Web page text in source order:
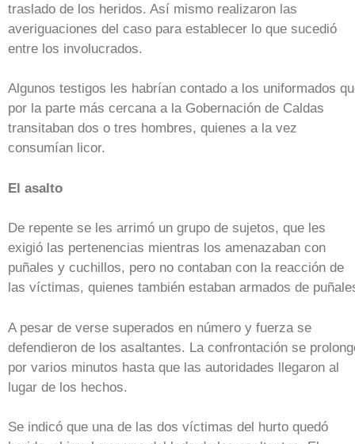
traslado de los heridos. Así mismo realizaron las
averiguaciones del caso para establecer lo que sucedió
entre los involucrados.
Algunos testigos les habrían contado a los uniformados
por la parte más cercana a la Gobernación de Caldas
transitaban dos o tres hombres, quienes a la vez
consumían licor.
El asalto
De repente se les arrimó un grupo de sujetos, que les
exigió las pertenencias mientras los amenazaban con
puñales y cuchillos, pero no contaban con la reacción de
las víctimas, quienes también estaban armados de
A pesar de verse superados en número y fuerza se
defendieron de los asaltantes. La confrontación se
por varios minutos hasta que las autoridades llegaron al
lugar de los hechos.
Se indicó que una de las dos víctimas del hurto quedó